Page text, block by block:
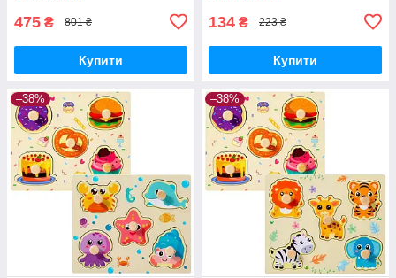
475 ₴ 801 ₴
Купити
134 ₴ 223 ₴
Купити
–38% –38%